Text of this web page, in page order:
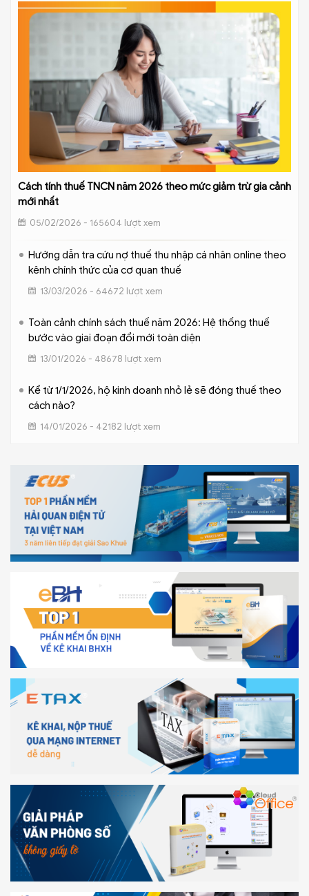
Cách tính thuế TNCN năm 2026 theo mức giảm trừ gia cảnh
mới nhất
05/02/2026 - 165604 lượt xem
Hướng dẫn tra cứu nợ thuế thu nhập cá nhân online theo
kênh chính thức của cơ quan thuế
13/03/2026 - 64672 lượt xem
Toàn cảnh chính sách thuế năm 2026: Hệ thống thuế
bước vào giai đoạn đổi mới toàn diện
13/01/2026 - 48678 lượt xem
Kể từ 1/1/2026, hộ kinh doanh nhỏ lẻ sẽ đóng thuế theo
cách nào?
14/01/2026 - 42182 lượt xem